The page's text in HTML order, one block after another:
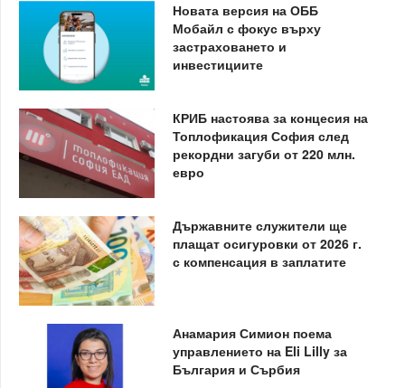
Новата версия на ОББ
Мобайл с фокус върху
застраховането и
инвестициите
КРИБ настоява за концесия на
Топлофикация София след
рекордни загуби от 220 млн.
евро
Държавните служители ще
плащат осигуровки от 2026 г.
с компенсация в заплатите
Анамария Симион поема
управлението на Eli Lilly за
България и Сърбия